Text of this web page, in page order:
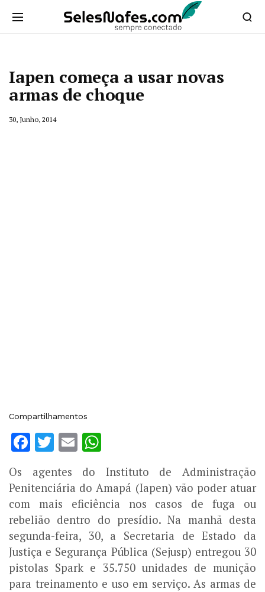
Iapen começa a usar novas
armas de choque
30, Junho, 2014
Compartilhamentos
Facebook
Twitter
Email
Os agentes do Instituto de Administração
Penitenciária do Amapá (Iapen) vão poder atuar
com mais eficiência nos casos de fuga ou
rebelião dentro do presídio. Na manhã desta
segunda-feira, 30, a Secretaria de Estado da
Justiça e Segurança Pública (Sejusp) entregou 30
pistolas Spark e 35.750 unidades de munição
para treinamento e uso em serviço. As armas de